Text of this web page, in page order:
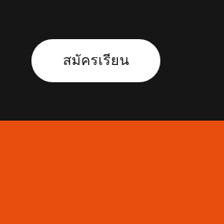
สมัครเรียน